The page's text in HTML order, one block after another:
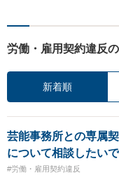
労働・雇用契約違反
新着順
芸能事務所との専属
について相談したい
#労働・雇用契約違反